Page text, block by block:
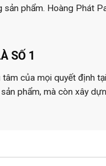
sản phẩm. Hoàng Phát
SỐ 1
của mọi quyết định
phẩm, mà còn xây